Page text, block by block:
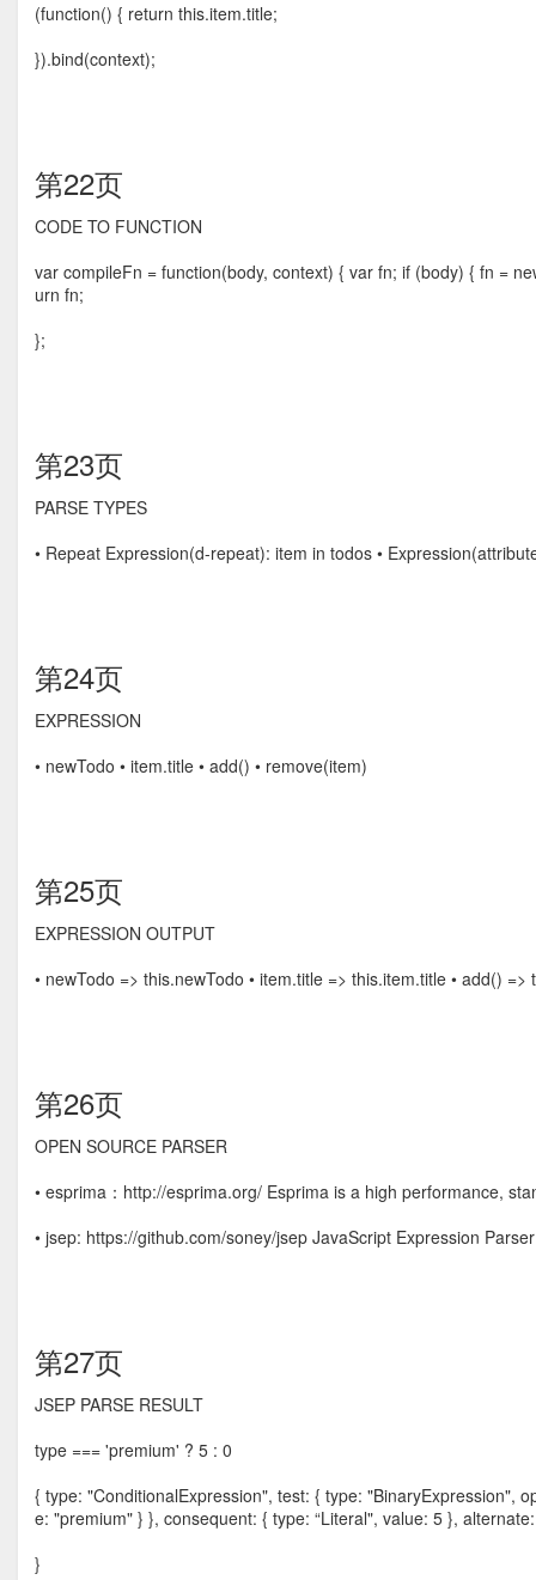
(function() { return this.item.title;
}).bind(context);
第22页
CODE TO FUNCTION
var compileFn = function(body, context) { var fn; if (body) { fn =
urn fn;
};
第23页
PARSE TYPES
• Repeat Expression(d-repeat): item in todos •
第24页
EXPRESSION
• newTodo • item.title • add() • remove(item)
第25页
EXPRESSION OUTPUT
• newTodo => this.newTodo • item.title => this.item.title • add()
第26页
OPEN SOURCE PARSER
• esprima：http://esprima.org/ Esprima is a high performance,
• jsep: https://github.com/soney/jsep JavaScript Expression Parser
第27页
JSEP PARSE RESULT
type === 'premium' ? 5 : 0
{ type: "ConditionalExpression", test: { type: "BinaryExpression",
e: "premium" } }, consequent: { type: “Literal", value: 5 },
}